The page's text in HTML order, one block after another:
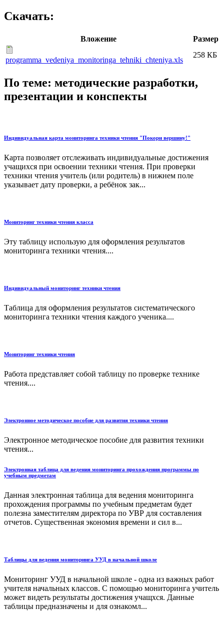
Скачать:
Вложение Размер
programma_vedeniya_monitoringa_tehniki_chteniya.xls
258 КБ
По теме: методические разработки,
презентации и конспекты
Индивидуальная карта мониторинга техники чтения "Покори вершину!"
Карта позволяет отслеживать индивидуальные достижения
учащихся при освоении техники чтения. При проверки
техники чтения учитель (или родитель) в нижнем поле
указывает дату проверки, а ребёнок зак...
Мониторинг техники чтения класса
Эту таблицу использую для оформления результатов
мониторинга техники чтения....
Индивидуальный мониторинг техники чтения
Таблица для оформления результатов систематического
мониторинга техники чтения каждого ученика....
Мониторинг техники чтения
Работа представляет собой таблицу по проверке технике
чтения....
Электронное методическое пособие для развития техники чтения
Электронное методическое пособие для развития техники
чтения...
Электронная таблица для ведения мониторинга прохождения программы по
учебным предметам
Данная электронная таблица для ведения мониторинга
прохождения программы по учебным предметам будет
полезна заместителям директора по УВР для составления
отчетов. Существенная экономия времени и сил в...
Таблицы для ведения мониторинга УУД в начальной школе
Мониторинг УУД в начальной школе - одна из важных работ
учителя начальных классов. С помощью мониторинга учитель
может видеть результаты достижения учащхся. Данные
таблицы предназначены и для ознакомл...